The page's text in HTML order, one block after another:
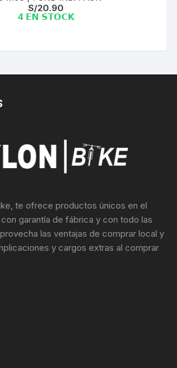
S/20.90
4 𝗘𝗡 𝗦𝗧𝗢𝗖𝗞
te ofrece productos únicos en el
garantía de fábrica y con todo las
las ventajas de comprar local y
y cargos extras al comprar